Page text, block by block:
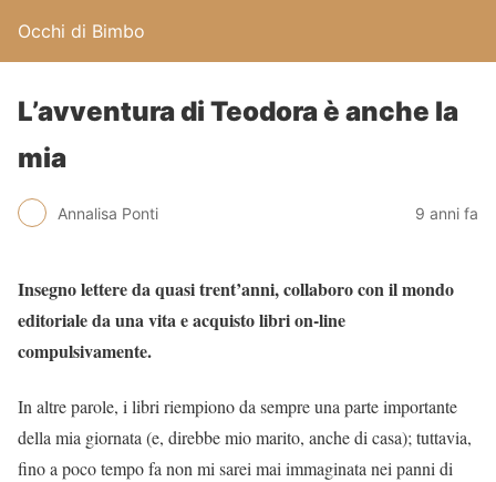
Occhi di Bimbo
L’avventura di Teodora è anche la
mia
Annalisa Ponti 9 anni fa
Insegno lettere da quasi trent’anni, collaboro con il mondo
editoriale da una vita e acquisto libri on-line
compulsivamente.
In altre parole, i libri riempiono da sempre una parte importante
della mia giornata (e, direbbe mio marito, anche di casa); tuttavia,
fino a poco tempo fa non mi sarei mai immaginata nei panni di